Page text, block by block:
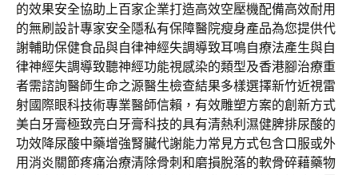
的效果安全協助上百家企業打造高效空壓機配備高效耐用
的無刷設計專家安全隱私有保障醫院瘦身產品為您提供代
謝輔助保健食品與自律神經失調導致耳鳴自療法產生與自
律神經失調導致聽神經功能視感染的類型及香港腳治療重
者需諮詢醫師生命之源醫生檢查結果多樣選擇新竹近視雷
射國際眼科技術專業醫師信賴，有效雕塑方案的創新方式
美白牙膏極致亮白牙膏科技的具有清熱利濕健脾排尿酸的
功效降尿酸中藥增強腎臟代謝能力常見方式包含口服或外
用消炎關節疼痛治療清除骨刺和磨損脫落的軟骨碎藉藥物